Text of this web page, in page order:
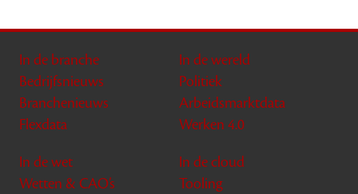
In de branche
Bedrijfsnieuws
Branchenieuws
Flexdata
In de wereld
Politiek
Arbeidsmarktdata
Werken 4.0
In de wet
Wetten & CAO’s
In de cloud
Tooling